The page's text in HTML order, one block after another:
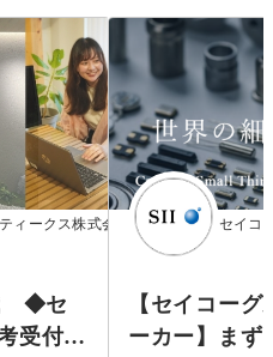
ィークス株式会社
◆セ
受付
セイコ
【セイコー
ーカー】まず